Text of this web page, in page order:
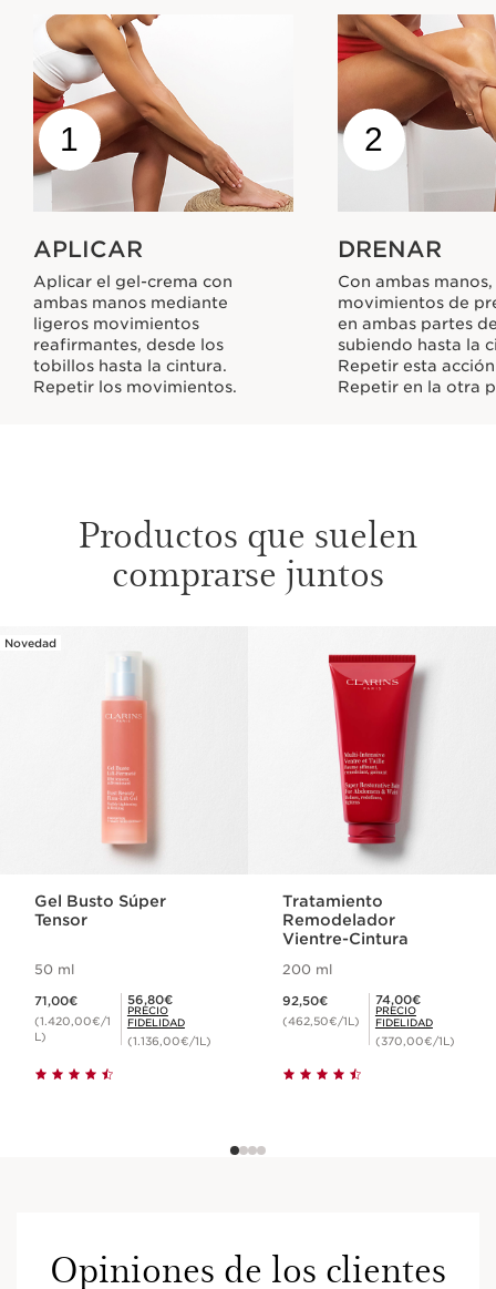
1
APLICAR
Aplicar el gel-crema con
ambas manos mediante
ligeros movimientos
reafirmantes, desde los
tobillos hasta la cintura.
Repetir los movimientos.
2
DRENAR
Con ambas
movimientos de
en ambas partes
subiendo hasta la
Repetir esta
Repetir en la otra
Productos que suelen
comprarse juntos
IR AL CONTENIDO
Novedad
Gel Busto Súper
Tensor
50 ml
71,00€
(1.420,00€/1
L)
Precio Fidelidad 56,80€
56,80€
PRECIO
FIDELIDAD
(1.136,00€/1L)
Tratamiento
Remodelador
Vientre-Cintura
200 ml
92,50€
(462,50€/1L)
Precio Fidelidad 74,00€
74,00€
PRECIO
FIDELIDAD
(370,00€/1L)
Opiniones de los clientes